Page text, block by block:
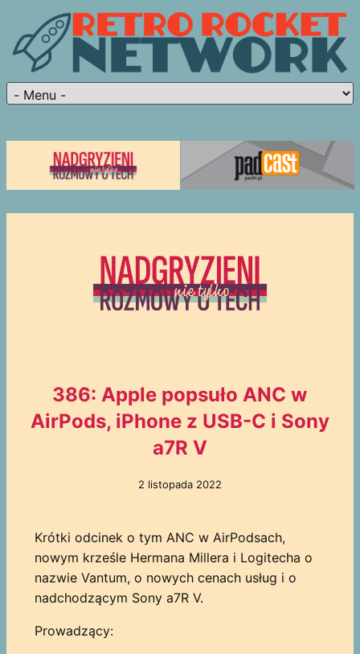
386: Apple popsuło ANC w
AirPods, iPhone z USB-C i Sony
a7R V
2 listopada 2022
Krótki odcinek o tym ANC w AirPodsach,
nowym krześle Hermana Millera i Logitecha o
nazwie Vantum, o nowych cenach usług i o
nadchodzącym Sony a7R V.
Prowadzący: